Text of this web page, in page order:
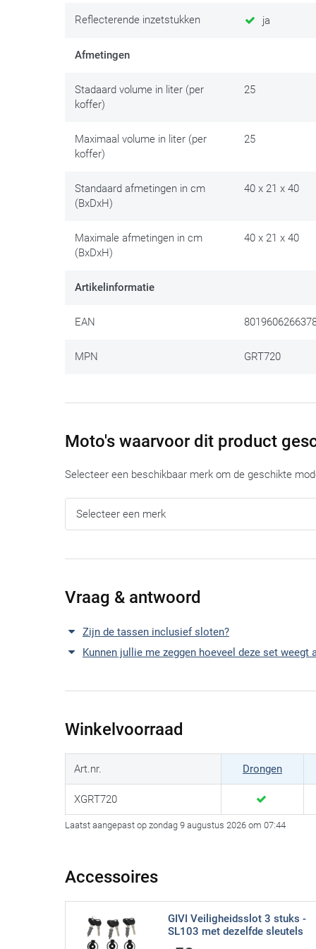
gebeurt aan een GIVI Monokey-zijkofferhouder op
vind je daar zeker een plaatsje voor.
Rest nog te benadrukken dat de aanwezigheid van
Reflecterende inzetstukken ja
Afmetingen
Stadaard volume in liter (per
koffer)
25
Maximaal volume in liter (per
koffer)
25
Standaard afmetingen in cm
(BxDxH)
40 x 21 x 40
Maximale afmetingen in cm
(BxDxH)
40 x 21 x 40
Artikelinformatie
EAN
MPN GRT720
Moto's waarvoor dit product
Selecteer een beschikbaar merk om de geschikte
Vraag & antwoord
Zijn de tassen inclusief sloten?
Kunnen jullie me zeggen hoeveel deze set weegt
Winkelvoorraad
Art.nr. Drongen
XGRT720
Laatst aangepast op zondag 9 augustus 2026 om 07:44
Accessoires
GIVI Veiligheidsslot 3 stuks -
SL103 met dezelfde sleutels